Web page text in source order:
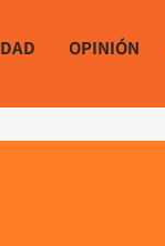
OPINIÓN